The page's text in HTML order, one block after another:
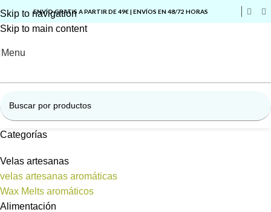
Skip to navigation
Skip to main content
ENVÍO GRATIS A PARTIR DE 49€ | ENVÍOS EN 48/72 HORAS
Menu
Categorías
Velas artesanas
velas artesanas aromáticas
Wax Melts aromáticos
Alimentación